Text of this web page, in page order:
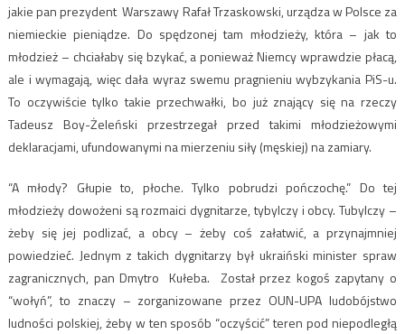
jakie pan prezydent Warszawy Rafał Trzaskowski, urządza w Polsce za
niemieckie pieniądze. Do spędzonej tam młodzieży, która – jak to
młodzież – chciałaby się bzykać, a ponieważ Niemcy wprawdzie płacą,
ale i wymagają, więc dała wyraz swemu pragnieniu wybzykania PiS-u.
To oczywiście tylko takie przechwałki, bo już znający się na rzeczy
Tadeusz Boy-Żeleński przestrzegał przed takimi młodzieżowymi
deklaracjami, ufundowanymi na mierzeniu siły (męskiej) na zamiary.
“A młody? Głupie to, płoche. Tylko pobrudzi pończochę.” Do tej
młodzieży dowożeni są rozmaici dygnitarze, tybylczy i obcy. Tubylczy –
żeby się jej podlizać, a obcy – żeby coś załatwić, a przynajmniej
powiedzieć. Jednym z takich dygnitarzy był ukraiński minister spraw
zagranicznych, pan Dmytro Kułeba. Został przez kogoś zapytany o
“wołyń”, to znaczy – zorganizowane przez OUN-UPA ludobójstwo
ludności polskiej, żeby w ten sposób “oczyścić” teren pod niepodległą